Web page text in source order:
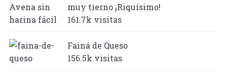
muy tierno ¡Riquísimo!
161.7k visitas
Fainá de Queso
156.5k visitas